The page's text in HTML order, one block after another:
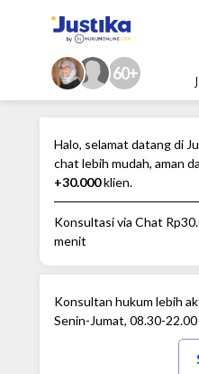
60+
Halo, selamat datang di
chat lebih mudah, aman
+30.000klien.
Konsultasi via Chat
menit
Konsultan hukum lebih
Senin-Jumat, 08.30-